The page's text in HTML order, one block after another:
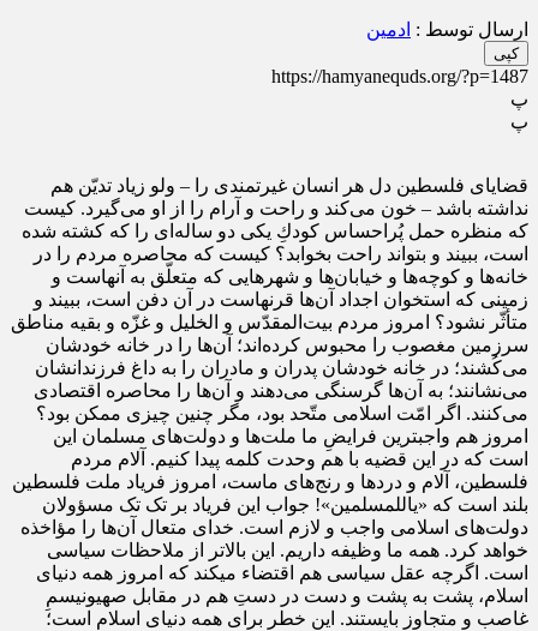
ارسال توسط : ادمین
کپی
https://hamyanequds.org/?p=1487
پ
پ
قضاياى فلسطين دل هر انسان غيرتمندى را – ولو زياد تديّن هم
نداشته باشد – خون مى‌كند و راحت و آرام را از او مى‌گيرد. كيست
كه منظره حمل پُراحساس كودكِ يكى دو ساله‌اى را كه كشته شده
است، ببيند و بتواند راحت بخوابد؟ كيست كه محاصره مردم را در
خانه‌ها و كوچه‌ها و خيابان‌ها و شهرهايى كه متعلّق به آنهاست و
زمينى كه استخوان اجداد آن‌ها قرنهاست در آن دفن است، ببيند و
متأثّر نشود؟ امروز مردم بيت‌المقدّس و الخليل و غزّه و بقيه مناطق
سرزمين مغصوب را محبوس كرده‌اند؛ آن‌ها را در خانه خودشان
مى‌كُشند؛ در خانه خودشان پدران و مادران را به داغ فرزندانشان
مى‌نشانند؛ به آن‌ها گرسنگى مى‌دهند و آن‌ها را محاصره اقتصادى
مى‌كنند. اگر امّت اسلامى متّحد بود، مگر چنين چيزى ممكن بود؟
امروز هم واجبترین فرایضِ ما ملت‌ها و دولت‌های مسلمان این
است که در این قضیه با هم وحدت کلمه پیدا کنیم. آلام مردم
فلسطین، آلام و دردها و رنج‌های ماست، امروز فریاد ملت فلسطین
بلند است که «یاللمسلمین»! جواب این فریاد بر تک تک مسؤولان
دولت‌های اسلامی واجب و لازم است. خدای متعال آن‌ها را مؤاخذه
خواهد کرد. همه ما وظیفه داریم. این بالاتر از ملاحظات سیاسی
است. اگرچه عقل سیاسی هم اقتضاء می‏کند که امروز همه دنیای
اسلام، پشت به پشت و دست در دستِ هم در مقابل صهیونیسمِ
غاصب و متجاوز بایستند. این خطر برای همه دنیای اسلام است؛